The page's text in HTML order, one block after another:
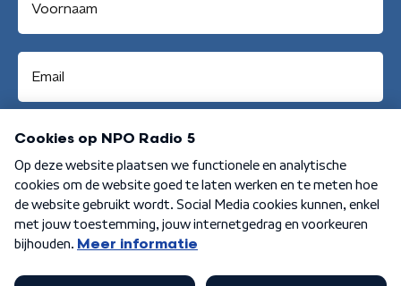
Aanmelden
Algemene voorwaarden Privacybeleid